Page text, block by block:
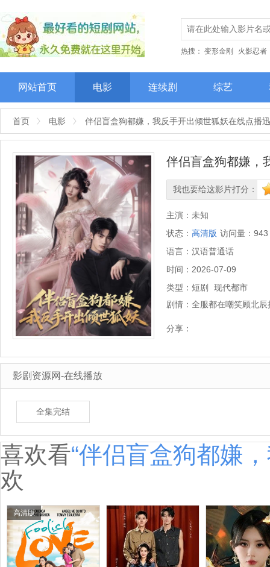
热搜： 变形金刚 火影忍者
网站首页 电影 连续剧 综艺
首页 电影 伴侣盲盒狗都嫌，我反手开出倾世狐妖在线点播
伴侣盲盒狗都嫌，
我也要给这影片打分：
很差较差还行推荐
主演： 未知
状态： 高清版 访问量： 943
语言： 汉语普通话
时间： 2026-07-09
类型： 短剧
现代都市
剧情： 全服都在嘲笑顾北
分享：
影剧资源网-在线播放
全集完结
喜欢看“伴侣盲盒狗都嫌
欢
高清版